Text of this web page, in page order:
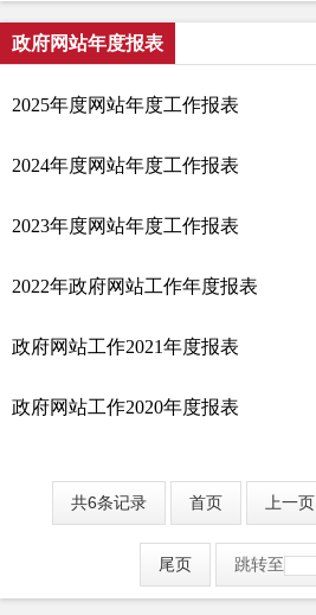
政府网站年度报表
2025年度网站年度工作报表
2024年度网站年度工作报表
2023年度网站年度工作报表
2022年政府网站工作年度报表
政府网站工作2021年度报表
政府网站工作2020年度报表
共6条记录 首页 上一页
尾页 跳转至